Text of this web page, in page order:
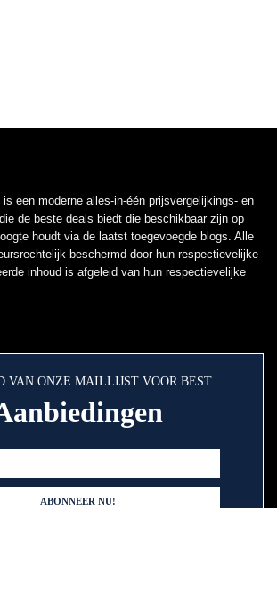
is een moderne alles-in-één prijsvergelijkings- en
de beste deals biedt die beschikbaar zijn op
houdt via de laatst toegevoegde blogs. Alle
beschermd door hun respectievelijke
inhoud is afgeleid van hun respectievelijke
VAN ONZE MAILLIJST VOOR BEST